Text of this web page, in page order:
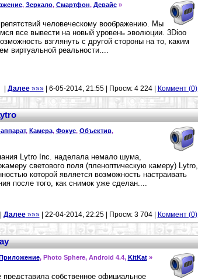
, Зеркало, Смартфон, Девайс»
человеческому воображению. Мы
все вывести на новый уровень эволюции. 3Dioo
взглянуть с другой стороны на то, каким
виртуальной реальности....
Далее»»»| 6-05-2014, 21:55 | Просм: 4 224 | Коммент (0)
, Камера, Фокус, Объектив,
Lytro Inc. наделала немало шума,
светового поля (пленоптическую камеру) Lytro,
которой является возможность настраивать
после того, как снимок уже сделан....
Далее»»»| 22-04-2014, 22:25 | Просм: 3 704 | Коммент (0)
, Photo Sphere, Android 4.4, KitKat»
представила собственное официальное